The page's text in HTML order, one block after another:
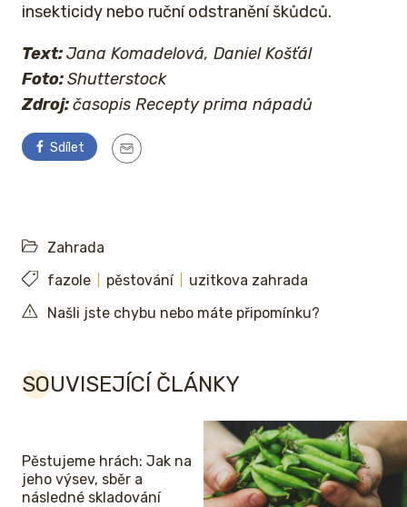
insekticidy nebo ruční odstranění škůdců.
Text:Jana Komadelová, Daniel Košťál
Foto:Shutterstock
Zdroj:časopis Recepty prima nápadů
Sdílet
Zahrada
fazole
pěstování
uzitkova zahrada
Našli jste chybu nebo máte připomínku?
SOUVISEJÍCÍ ČLÁNKY
Pěstujeme hrách: Jak na
jeho výsev, sběr a
následné skladování